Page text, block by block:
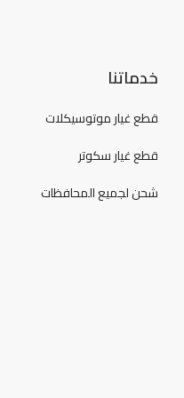
خدماتنا
قطع غيار موتوسيكلات
قطع غيار سكوتر
شحن لجميع المحافظات